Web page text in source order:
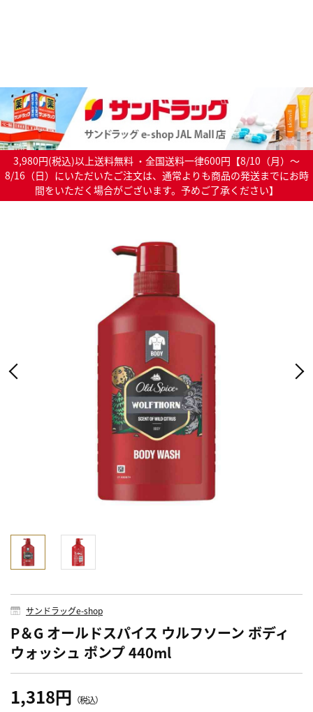
3,980円(税込)以上送料無料 ・全国送料一律600円【8/10（月）～
8/16（日）にいただいたご注文は、通常よりも商品の発送までにお時
間をいただく場合がございます。予めご了承ください】
サンドラッグe-shop
P＆G オールドスパイス ウルフソーン ボディ
ウォッシュ ポンプ 440ml
1,318円 （税込）